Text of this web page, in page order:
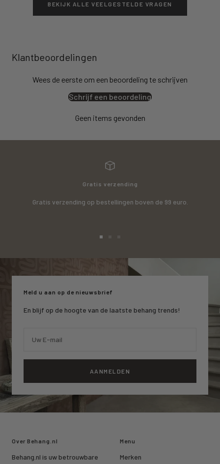
BEKIJK ALLE VEELGESTELDE VRAGEN
Klantbeoordelingen
Wees de eerste om een beoordeling te schrijven
Schrijf een beoordeling
Geen items gevonden
Gratis verzending
Gratis verzending op bestellingen boven de 99 euro.
1
2
slide
3
Meld u aan op de nieuwsbrief
En blijf op de hoogte van de laatste behang trends!
Uw E-mail
AANMELDEN
Over Behang.nl
Behang.nl is uw betrouwbare
Menu
Merken